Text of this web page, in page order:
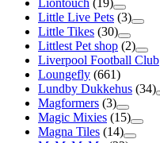
Little Live Pets (3)
Little Tikes (30)
Littlest Pet shop (2)
Liverpool Football Club
Loungefly (661)
Lundby Dukkehus (34)
Magformers (3)
Magic Mixies (15)
Magna Tiles (14)